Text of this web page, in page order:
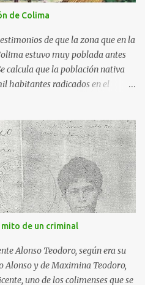
de dos culturas; hay
de pergamino que dicen: "Más
es a la vez destino y privilegio" y
de Colima
de que la zona que en la
estuvo muy poblada antes
calcula que la población nativa
habitantes radicados en el
hasta Ajijic, a la altura del
el sur hasta el ahora río Cachan
en Michoacán. Se dice que era la
un pequeño grupo de
Montaño, llegaron aquí por el
se quedaron en un pueblo
a decir a los señores de
pero cuando llegaron acá fueron
devorados. Los españoles
los colimotes...
mito de un criminal
Alonso Teodoro, según era su
Alonso y de Maximina Teodoro,
uno de los colimenses que se